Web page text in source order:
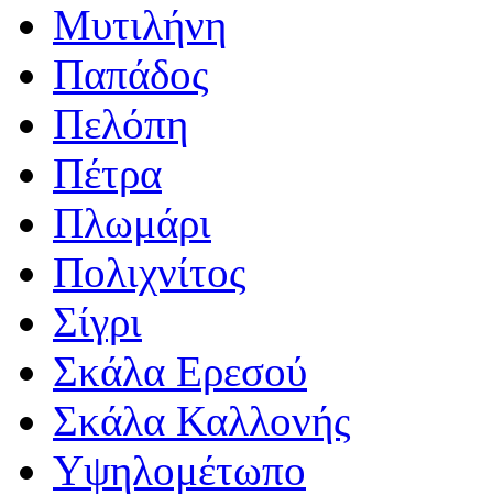
Μυτιλήνη
Παπάδος
Πελόπη
Πέτρα
Πλωμάρι
Πολιχνίτος
Σίγρι
Σκάλα Ερεσού
Σκάλα Καλλονής
Υψηλομέτωπο